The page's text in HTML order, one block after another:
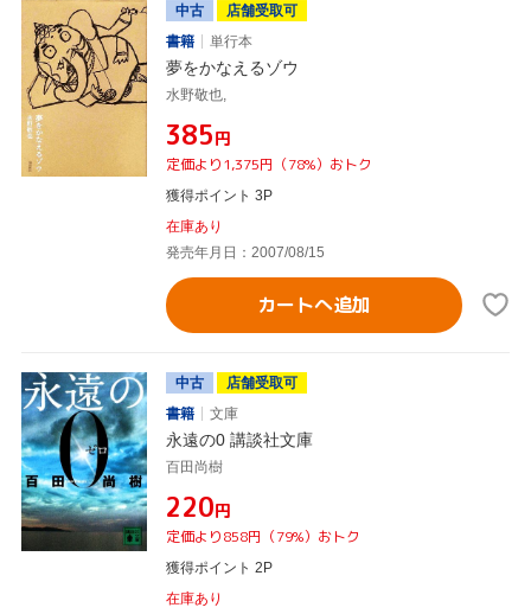
中古
店舗受取可
書籍
単行本
夢をかなえるゾウ
水野敬也,
¥385円
定価より1,375円（78%）おトク
獲得ポイント 3P
在庫あり
発売年月日：2007/08/15
カートへ追加
中古
店舗受取可
書籍
文庫
永遠の0 講談社文庫
百田尚樹
¥220円
定価より858円（79%）おトク
獲得ポイント 2P
在庫あり